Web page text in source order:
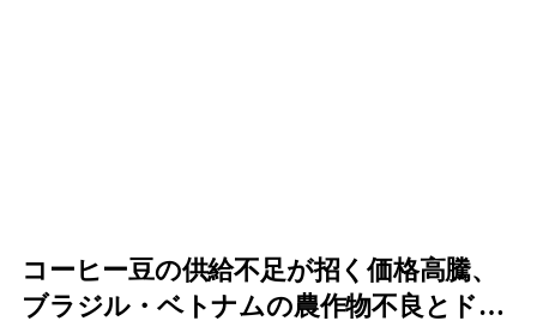
コーヒー豆の供給不足が招く価格高騰、
ブラジル・ベトナムの農作物不良とドリ